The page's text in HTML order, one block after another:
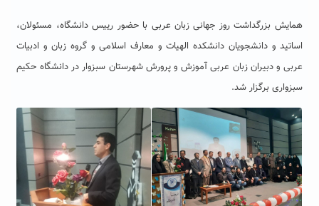
همایش بزرگداشت روز جهانی زبان عربی با حضور رییس دانشگاه، مسئولان،
اساتید و دانشجویان دانشکده الهیات و معارف اسلامی و گروه زبان و ادبیات
عربی و دبیران زبان عربی آموزش و پرورش شهرستان سبزوار در دانشگاه حکیم
سبزواری برگزار شد.